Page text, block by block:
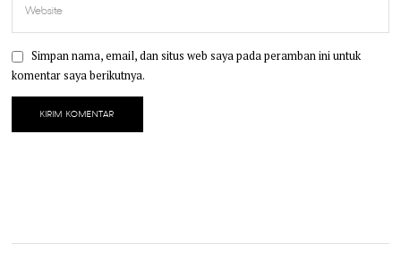
Simpan nama, email, dan situs web saya pada peramban ini untuk
komentar saya berikutnya.